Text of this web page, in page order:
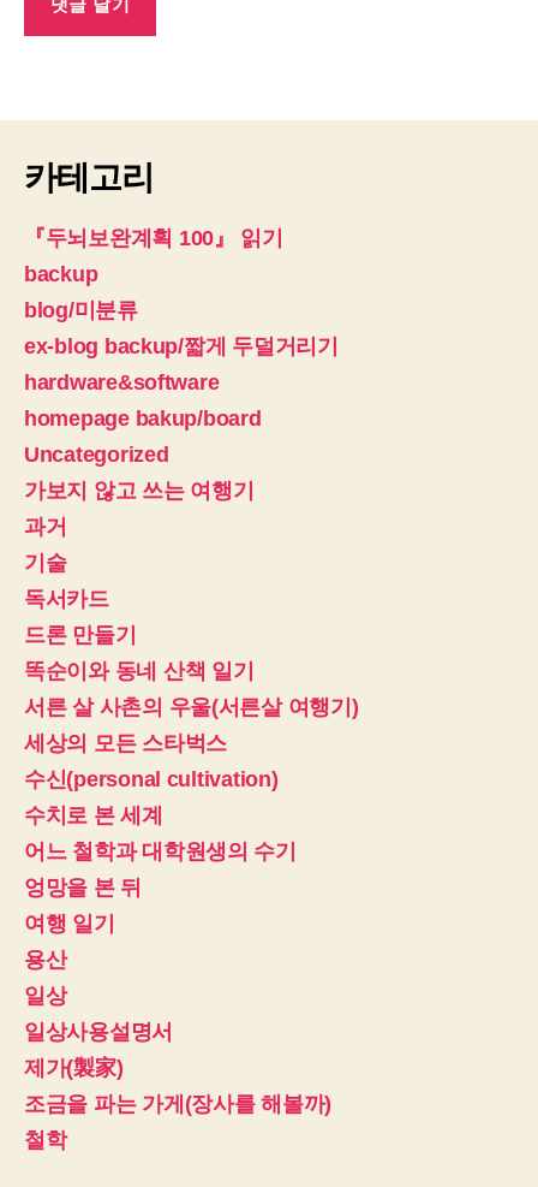
카테고리
『두뇌보완계획 100』 읽기
backup
blog/미분류
ex-blog backup/짧게 두덜거리기
hardware&software
homepage bakup/board
Uncategorized
가보지 않고 쓰는 여행기
과거
기술
독서카드
드론 만들기
똑순이와 동네 산책 일기
서른 살 사촌의 우울(서른살 여행기)
세상의 모든 스타벅스
수신(personal cultivation)
수치로 본 세계
어느 철학과 대학원생의 수기
엉망을 본 뒤
여행 일기
용산
일상
일상사용설명서
제가(製家)
조금을 파는 가게(장사를 해볼까)
철학